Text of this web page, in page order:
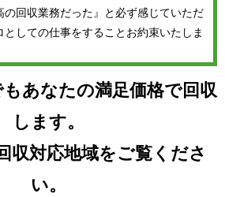
の回収業務だった』と必ず感じていただ
としての仕事をすることお約束いたしま
あなたの満足価格で回収
します。
収対応地域をご覧くださ
い。